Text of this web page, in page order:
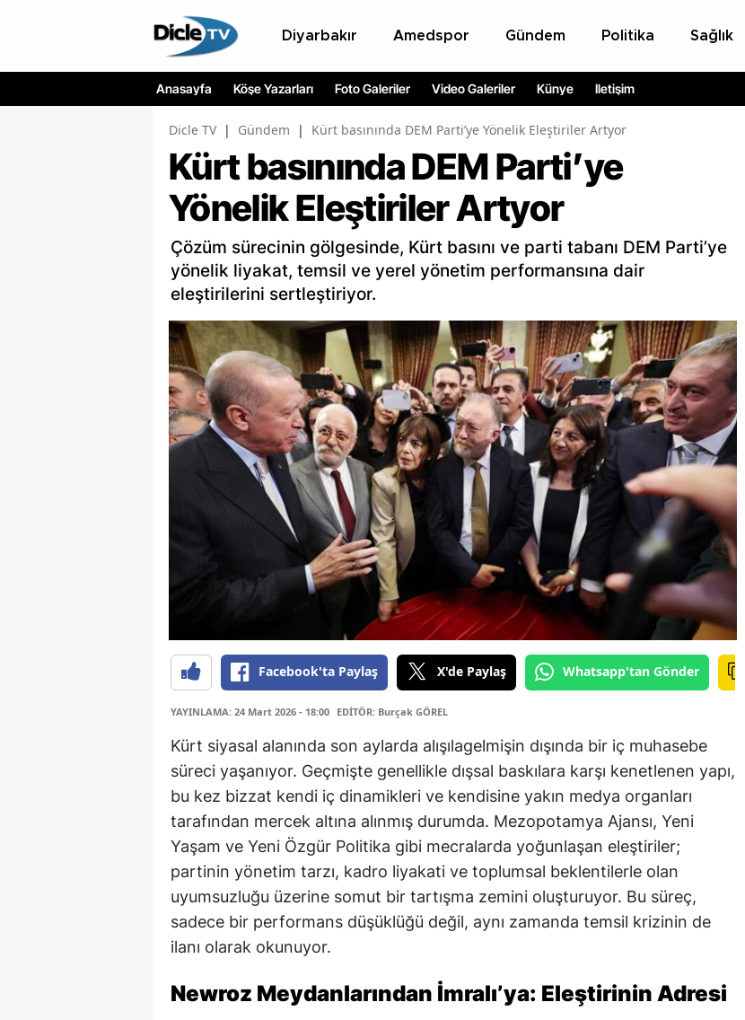
Diyarbakır Amedspor Gündem Politika Sağlık
Anasayfa Köşe Yazarları Foto Galeriler Video Galeriler Künye İletişim
Dicle TV | Gündem | Kürt basınında DEM Parti’ye Yönelik Eleştiriler Artyor
Kürt basınında DEM Parti’ye
Yönelik Eleştiriler Artyor
Çözüm sürecinin gölgesinde, Kürt basını ve parti tabanı DEM Parti’ye
yönelik liyakat, temsil ve yerel yönetim performansına dair
eleştirilerini sertleştiriyor.
Facebook'ta Paylaş X'de Paylaş Whatsapp'tan Gönder
YAYINLAMA: 24 Mart 2026 - 18:00 EDİTÖR: Burçak GÖREL
Kürt siyasal alanında son aylarda alışılagelmişin dışında bir iç muhasebe
süreci yaşanıyor. Geçmişte genellikle dışsal baskılara karşı kenetlenen yapı,
bu kez bizzat kendi iç dinamikleri ve kendisine yakın medya organları
tarafından mercek altına alınmış durumda. Mezopotamya Ajansı, Yeni
Yaşam ve Yeni Özgür Politika gibi mecralarda yoğunlaşan eleştiriler;
partinin yönetim tarzı, kadro liyakati ve toplumsal beklentilerle olan
uyumsuzluğu üzerine somut bir tartışma zemini oluşturuyor. Bu süreç,
sadece bir performans düşüklüğü değil, aynı zamanda temsil krizinin de
ilanı olarak okunuyor.
Newroz Meydanlarından İmralı’ya: Eleştirinin Adresi